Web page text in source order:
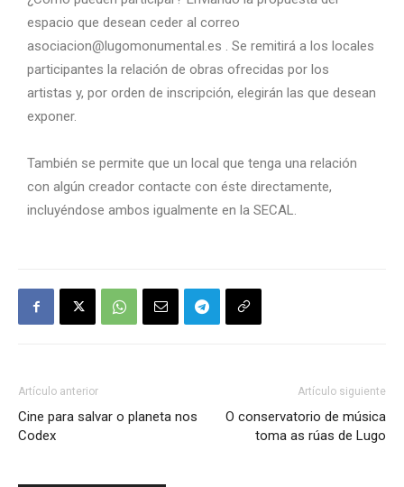
espacio que desean ceder al correo
asociacion@lugomonumental.es . Se remitirá a los locales
participantes la relación de obras ofrecidas por los
artistas y, por orden de inscripción, elegirán las que desean
exponer.
También se permite que un local que tenga una relación
con algún creador contacte con éste directamente,
incluyéndose ambos igualmente en la SECAL.
Artículo anterior
Cine para salvar o planeta nos
Codex
Artículo siguiente
O conservatorio de música
toma as rúas de Lugo